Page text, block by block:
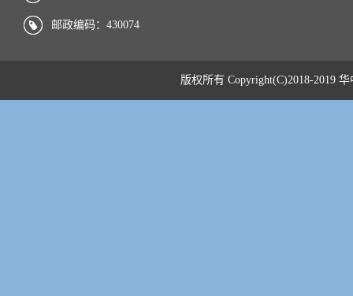
邮政编码：430074
版权所有 Copyright(C)2018-2019